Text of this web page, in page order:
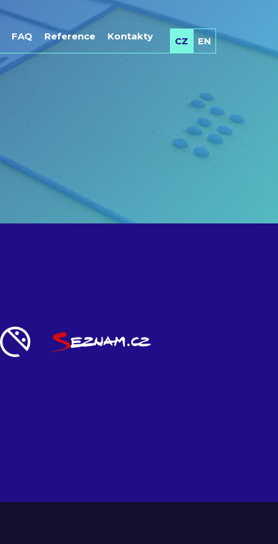
FAQ Reference Kontakty CZ EN